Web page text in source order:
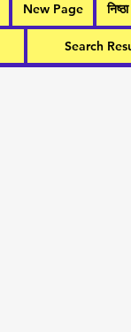
New Page निष्ठा
Search